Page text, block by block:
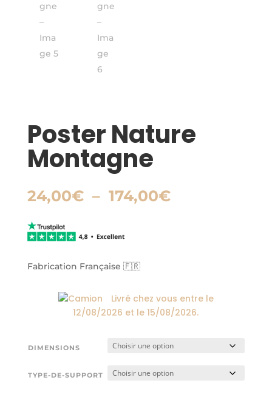
Poster Nature
Montagne
24,00€ – 174,00€Plage
Fabrication Française 🇫🇷
Livré chez vous entre le
12/08/2026 et le15/08/2026.
DIMENSIONS
TYPE-DE-SUPPORT